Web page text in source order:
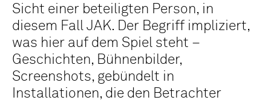
Sicht einer beteiligten Person, in
diesem Fall JAK. Der Begriff impliziert,
was hier auf dem Spiel steht –
Geschichten, Bühnenbilder,
Screenshots, gebündelt in
Installationen, die den Betrachter